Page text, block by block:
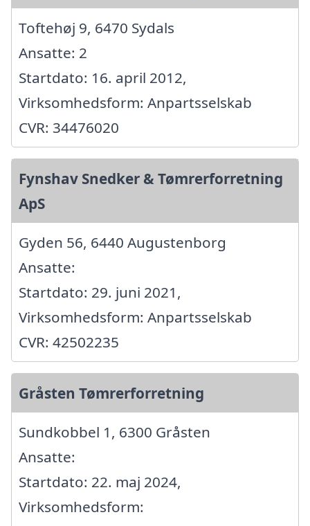
Toftehøj 9, 6470 Sydals
Ansatte: 2
Startdato: 16. april 2012,
Virksomhedsform: Anpartsselskab
CVR: 34476020
Fynshav Snedker & Tømrerforretning
ApS
Gyden 56, 6440 Augustenborg
Ansatte:
Startdato: 29. juni 2021,
Virksomhedsform: Anpartsselskab
CVR: 42502235
Gråsten Tømrerforretning
Sundkobbel 1, 6300 Gråsten
Ansatte:
Startdato: 22. maj 2024,
Virksomhedsform: